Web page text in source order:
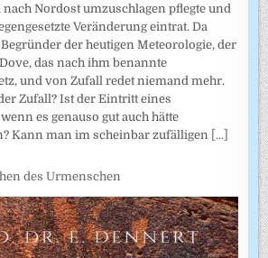
Nordost umzuschlagen pflegte und
Veränderung eintrat. Da
der heutigen Meteorologie, der
das nach ihm benannte
und von Zufall redet niemand mehr.
Zufall? Ist der Eintritt eines
es genauso gut auch hätte
Kann man im scheinbar zufälligen [...]
des Urmenschen